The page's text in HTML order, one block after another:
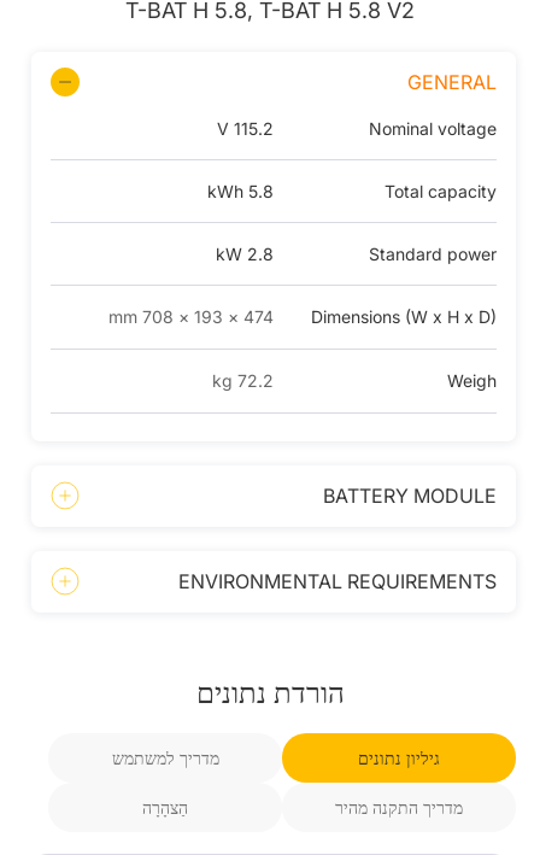
T-BAT H 5.8, T-BAT H 5.8 V2
GENERAL
Nominal voltage
115.2 V
Total capacity
5.8 kWh
Standard power
2.8 kW
Dimensions (W x H x D)
474 × 193 × 708 mm
Weigh
72.2 kg
BATTERY MODULE
ENVIRONMENTAL REQUIREMENTS
הורדת נתונים
גיליון נתונים מדריך למשתמש
מדריך התקנה מהיר הַצהָרָה